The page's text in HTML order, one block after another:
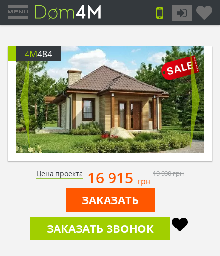
4M484
Цена проекта 16 915 грн
19 900грн
ЗАКАЗАТЬ
ЗАКАЗАТЬ ЗВОНОК